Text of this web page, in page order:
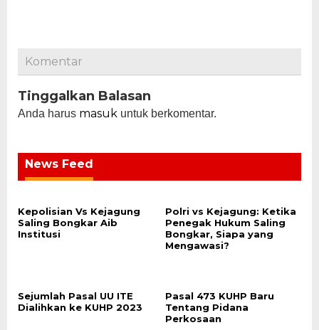
Komentar
Tinggalkan Balasan
Anda harus masuk untuk berkomentar.
News Feed
Kepolisian Vs Kejagung
Saling Bongkar Aib
Institusi
Polri vs Kejagung: Ketika
Penegak Hukum Saling
Bongkar, Siapa yang
Mengawasi?
Sejumlah Pasal UU ITE
Dialihkan ke KUHP 2023
Pasal 473 KUHP Baru
Tentang Pidana
Perkosaan